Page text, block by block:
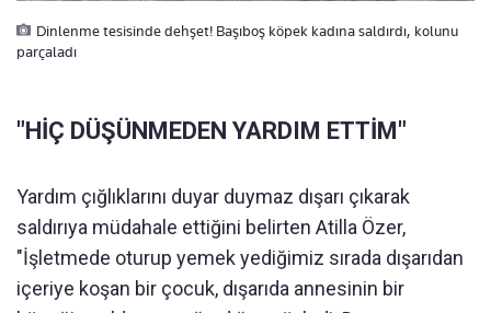
Dinlenme tesisinde dehşet! Başıboş köpek kadına saldırdı, kolunu
parçaladı
"HİÇ DÜŞÜNMEDEN YARDIM ETTİM"
Yardım çığlıklarını duyar duymaz dışarı çıkarak
saldırıya müdahale ettiğini belirten Atilla Özer,
"İşletmede oturup yemek yediğimiz sırada dışarıdan
içeriye koşan bir çocuk, dışarıda annesinin bir